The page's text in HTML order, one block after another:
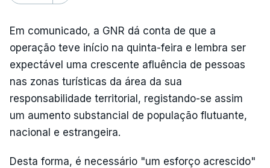
Em comunicado, a GNR dá conta de que a
operação teve início na quinta-feira e lembra ser
expectável uma crescente afluência de pessoas
nas zonas turísticas da área da sua
responsabilidade territorial, registando-se assim
um aumento substancial de população flutuante,
nacional e estrangeira.
Desta forma, é necessário "um esforço acrescido"